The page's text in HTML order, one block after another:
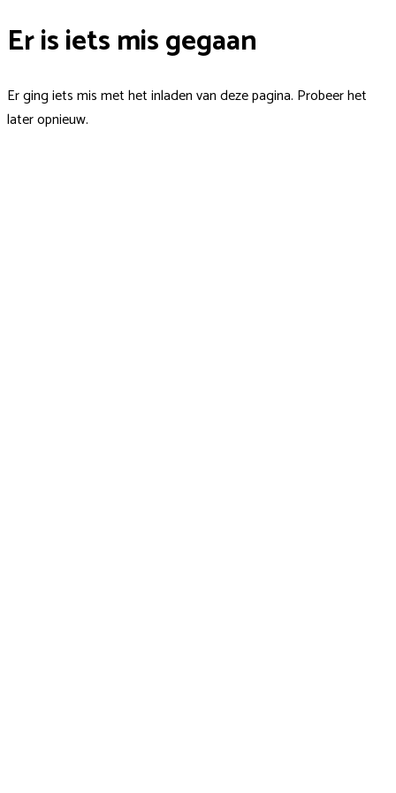
Er is iets mis gegaan
Er ging iets mis met het inladen van deze pagina. Probeer het
later opnieuw.